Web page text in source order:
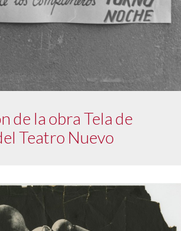
de la obra Tela de
Teatro Nuevo